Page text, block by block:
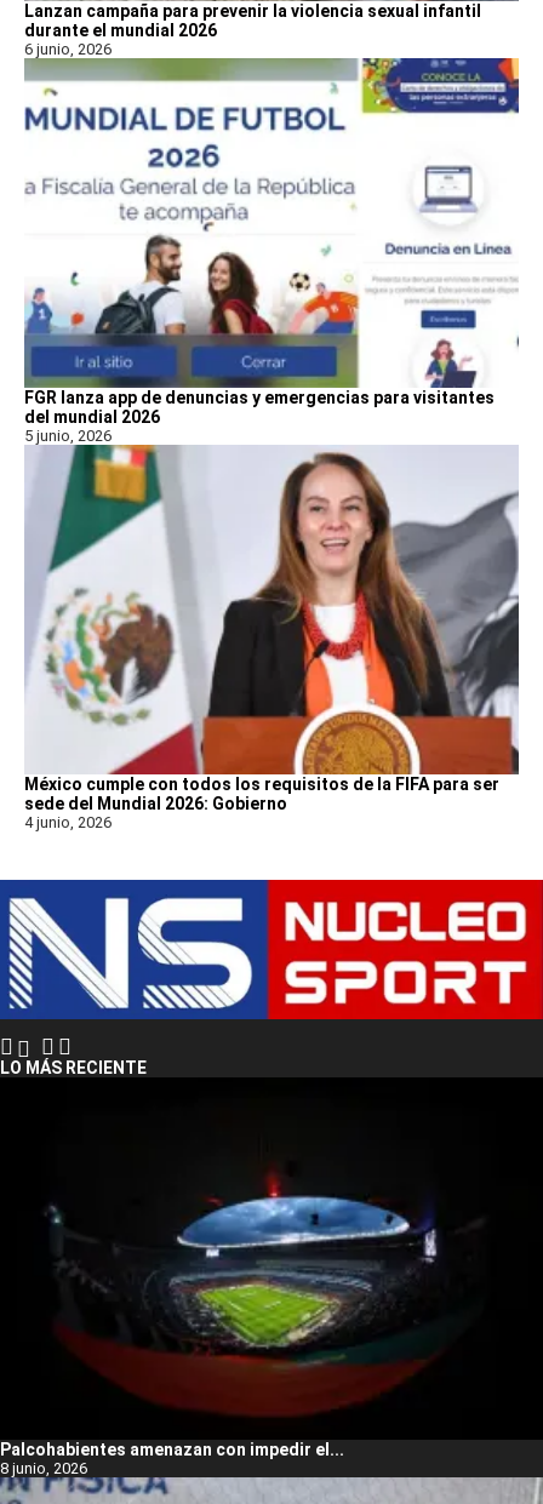
Lanzan campaña para prevenir la violencia sexual infantil
durante el mundial 2026
6 junio, 2026
FGR lanza app de denuncias y emergencias para visitantes
del mundial 2026
5 junio, 2026
México cumple con todos los requisitos de la FIFA para ser
sede del Mundial 2026: Gobierno
4 junio, 2026
LO MÁS RECIENTE
Palcohabientes amenazan con impedir el...
8 junio, 2026